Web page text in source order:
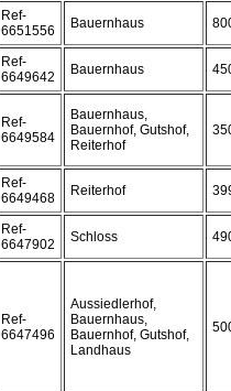
Ref-
6651556
Bauernhaus
Ref-
6649642
Bauernhaus
Ref-
6649584
Bauernhaus,
Bauernhof, Gutshof,
Reiterhof
Ref-
6649468
Reiterhof
Ref-
6647902
Schloss
Ref-
6647496
Aussiedlerhof,
Bauernhaus,
Bauernhof, Gutshof,
Landhaus